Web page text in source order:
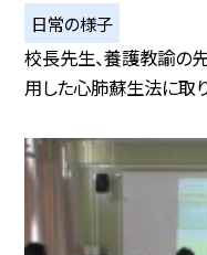
日常の様子
校長先生、養護教諭の
用した心肺蘇生法に取